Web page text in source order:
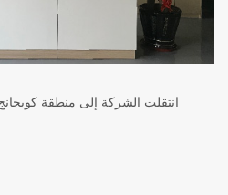
انتقلت الشركة إلى منطقة كويجانج 3 ، فويونج هوايد ، منطقة